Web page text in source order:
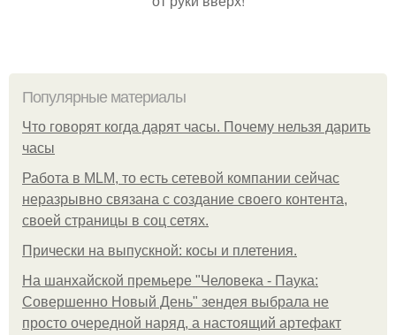
Популярные материалы
Что говорят когда дарят часы. Почему нельзя дарить
часы
Работа в MLM, то есть сетевой компании сейчас
неразрывно связана с создание своего контента,
своей страницы в соц сетях.
Прически на выпускной: косы и плетения.
На шанхайской премьере "Человека - Паука:
Совершенно Новый День" зендея выбрала не
просто очередной наряд, а настоящий артефакт